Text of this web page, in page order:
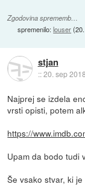
Zgodovina sprememb…
spremenilo:louser(
stjan
::20. sep
Najprej se izdela
vrsti opisti, potem
https://
Upam da bodo tudi
Še vsako stvar, ki